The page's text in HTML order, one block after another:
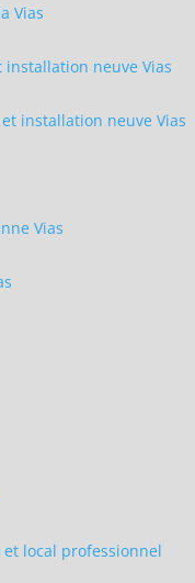
Vias
installation neuve Vias
installation neuve Vias
Vias
local professionnel